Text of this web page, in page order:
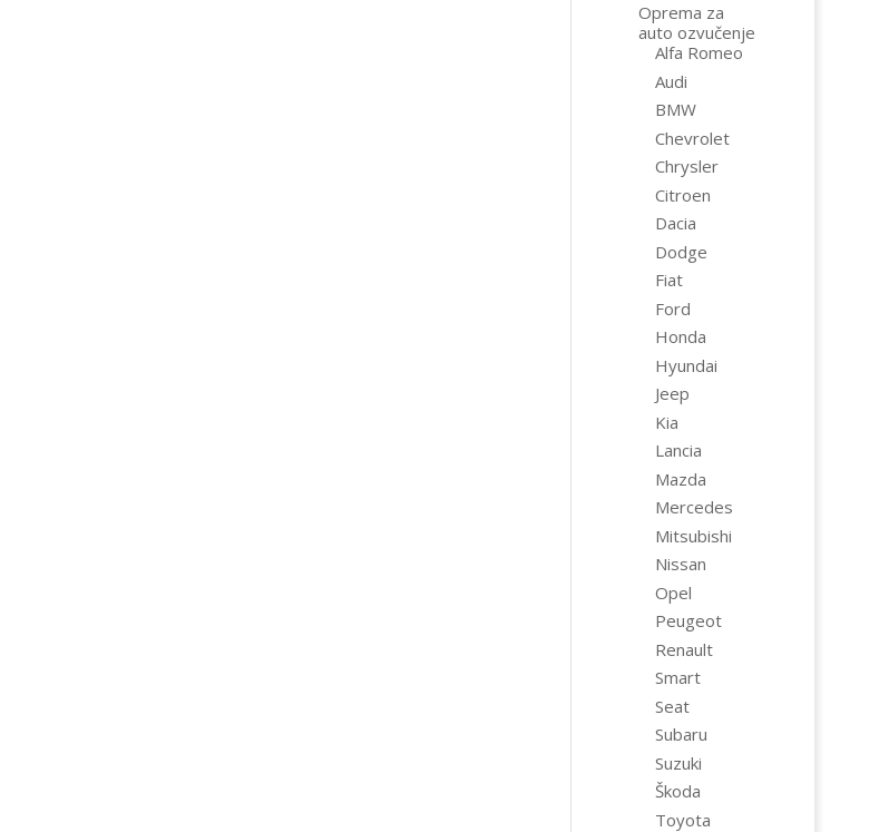
Oprema za
auto ozvučenje
Alfa Romeo
Audi
BMW
Chevrolet
Chrysler
Citroen
Dacia
Dodge
Fiat
Ford
Honda
Hyundai
Jeep
Kia
Lancia
Mazda
Mercedes
Mitsubishi
Nissan
Opel
Peugeot
Renault
Smart
Seat
Subaru
Suzuki
Škoda
Toyota